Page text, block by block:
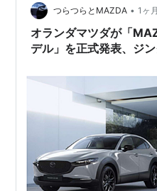
囲気だった。 困った。 実
に、 …
つらつらとMAZDA • 1ヶ
オランダマツダが「
デル」を正式発表、ジ